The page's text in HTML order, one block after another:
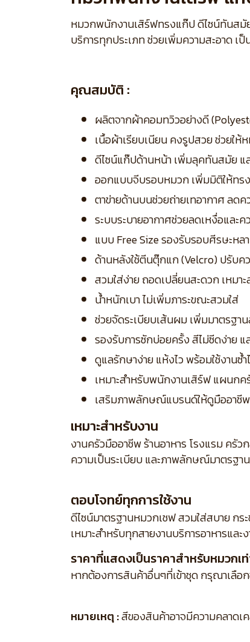
หมวกพนักงานเสิร์ฟทรงแก๊ป ดีไซน์ทันสมัย
บริการทุกประเภท ช่วยเพิ่มความสะอาด
คุณสมบัติ :
ผลิตจากผ้าคอมทวิวอย่างดี
เนื้อผ้าเรียบเนียน คงรูปสวย ช่วยใ
ดีไซน์แก๊ปด้านหน้า เพิ่มลุคทันสมัย
ออกแบบจีบรอบหมวก เพิ่มมิติให้ท
ตาข่ายด้านบนช่วยถ่ายเทอากาศ ล
ระบบระบายอากาศช่วยลดเหงื่อแล
แบบ Free Size รองรับรอบศีรษะหล
ด้านหลังใช้ตีนตุ๊กแก (Velcro) ปรับ
สวมใส่ง่าย ถอดเปลี่ยนสะดวก เหมา
น้ำหนักเบา ไม่เพิ่มภาระขณะสวมใส่
ช่วยจัดระเบียบเส้นผม เพิ่มมาตรฐา
รองรับการซักบ่อยครั้ง สีไม่ซีดง่าย แ
ดูแลรักษาง่าย แห้งไว พร้อมใช้งานซ้
เหมาะสำหรับพนักงานเสิร์ฟ แผนกค
เสริมภาพลักษณ์แบรนด์ให้ดูมืออาชี
เหมาะสำหรับงาน
งานครัวมืออาชีพ ร้านอาหาร โรงแรม ครั
ความเป็นระเบียบ และภาพลักษณ์มาตรฐา
ตอบโจทย์ทุกการใช้งาน
ดีไซน์มาตรฐานหมวกเชฟ สวมใส่สบาย ก
เหมาะสำหรับทุกสายงานบริการอาหารและ
ราคาที่แสดงเป็นราคาสำหรับหมวกเ
หากต้องการสินค้าอื่นๆที่เข้าชุด กรุณาเลื
หมายเหตุ :สีของสินค้าอาจมีความคลาดเ